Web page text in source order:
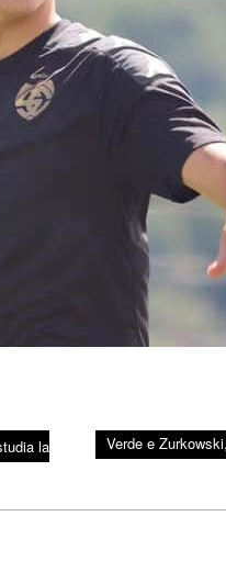
la
Verde e